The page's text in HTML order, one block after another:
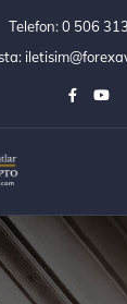
Telefon:0 506